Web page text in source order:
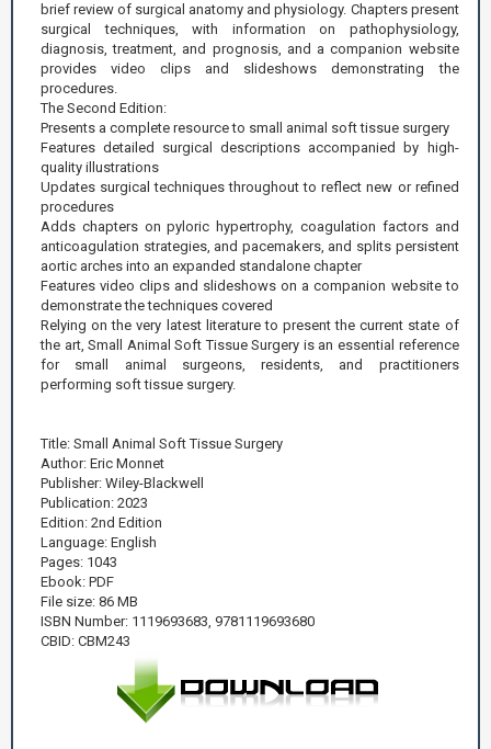
brief review of surgical anatomy and physiology. Chapters present
surgical techniques, with information on pathophysiology,
diagnosis, treatment, and prognosis, and a companion website
provides video clips and slideshows demonstrating the
procedures.
The Second Edition:
Presents a complete resource to small animal soft tissue surgery
Features detailed surgical descriptions accompanied by high-
quality illustrations
Updates surgical techniques throughout to reflect new or refined
procedures
Adds chapters on pyloric hypertrophy, coagulation factors and
anticoagulation strategies, and pacemakers, and splits persistent
aortic arches into an expanded standalone chapter
Features video clips and slideshows on a companion website to
demonstrate the techniques covered
Relying on the very latest literature to present the current state of
the art, Small Animal Soft Tissue Surgery is an essential reference
for small animal surgeons, residents, and practitioners
performing soft tissue surgery.
Title: Small Animal Soft Tissue Surgery
Author: Eric Monnet
Publisher: Wiley-Blackwell
Publication: 2023
Edition: 2nd Edition
Language: English
Pages: 1043
Ebook: PDF
File size: 86 MB
ISBN Number: 1119693683, 9781119693680
CBID: CBM243